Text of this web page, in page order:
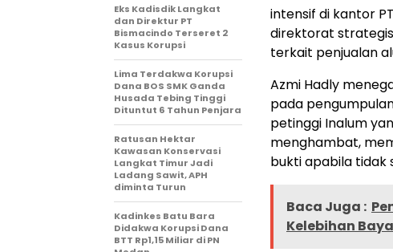
intensif di kantor
direktorat
terkait penjualan
Azmi Hadly
pada
petinggi Inalum
menghambat,
bukti apabila tidak
Baca Juga :
Kelebihan
Eks Kadisdik Langkat
dan Direktur PT
Bismacindo Terseret 2
Kasus Korupsi
Lima Terdakwa Korupsi
Dana BOS SMK Ganda
Husada Tebing Tinggi
Dituntut 6 Tahun Penjara
Ratusan Hektar
Kawasan Konservasi
Langkat Timur Jadi
Ladang Sawit, APH
diminta Turun
Kadinkes Batu Bara
Didakwa Korupsi Dana
BTT Rp1,15 Miliar di PN